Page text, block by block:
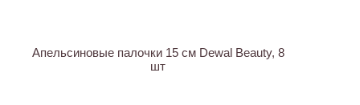
Апельсиновые палочки 15 см Dewal Beauty, 8
шт